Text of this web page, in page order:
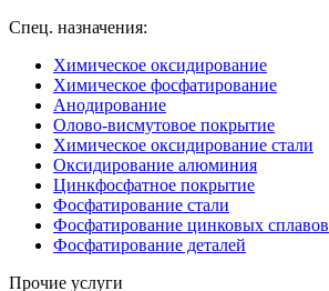
Спец. назначения:
Химическое оксидирование
Химическое фосфатирование
Анодирование
Олово-висмутовое покрытие
Химическое оксидирование стали
Оксидирование алюминия
Цинкфосфатное покрытие
Фосфатирование стали
Фосфатирование цинковых сплавов
Фосфатирование деталей
Прочие услуги